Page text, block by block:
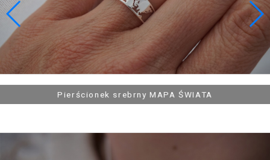
Łańcuszek srebrny PURA VIDA z sercem
Pierścionek srebrny MAPA ŚWIATA Łańcuszek srebrny, pozlacana PRZESŁONA OBIEKTYWU,
Łańcuszek srebrny ŚPIĄCY KOTEK, KOT